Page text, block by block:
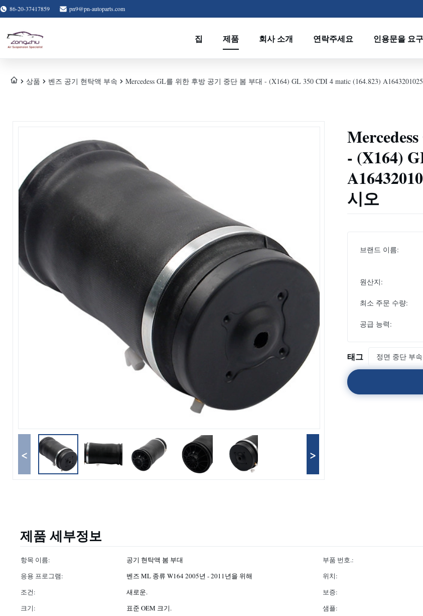
86-20-37417859 pn9@pn-autoparts.com
집 제품 회사 소개 연락주세요 인용문을 요
상품 벤즈 공기 현탁액 부속 Mercedess GL를 위한 후방 공기 중단 봄 부대 - (X164) GL 350 CDI 4 matic (164.823)
< >
- (X164)
시오
브랜드 이름:
원산지:
최소 주문 수량:
공급 능력:
태그 정면 중단 부속
제품 세부정보
항목 이름: 공기 현탁액 봄 부대 부품 번호.:
응용 프로그램:
벤즈 ML 종류 W164 2005년 - 2011년을 위해 위치:
조건:
새로운. 보증:
크기:
표준 OEM 크기. 샘플: